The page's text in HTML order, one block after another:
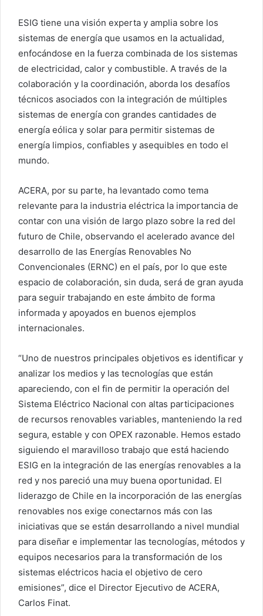
ESIG tiene una visión experta y amplia sobre los
sistemas de energía que usamos en la actualidad,
enfocándose en la fuerza combinada de los sistemas
de electricidad, calor y combustible. A través de la
colaboración y la coordinación, aborda los desafíos
técnicos asociados con la integración de múltiples
sistemas de energía con grandes cantidades de
energía eólica y solar para permitir sistemas de
energía limpios, confiables y asequibles en todo el
mundo.
ACERA, por su parte, ha levantado como tema
relevante para la industria eléctrica la importancia de
contar con una visión de largo plazo sobre la red del
futuro de Chile, observando el acelerado avance del
desarrollo de las Energías Renovables No
Convencionales (ERNC) en el país, por lo que este
espacio de colaboración, sin duda, será de gran ayuda
para seguir trabajando en este ámbito de forma
informada y apoyados en buenos ejemplos
internacionales.
“Uno de nuestros principales objetivos es identificar y
analizar los medios y las tecnologías que están
apareciendo, con el fin de permitir la operación del
Sistema Eléctrico Nacional con altas participaciones
de recursos renovables variables, manteniendo la red
segura, estable y con OPEX razonable. Hemos estado
siguiendo el maravilloso trabajo que está haciendo
ESIG en la integración de las energías renovables a la
red y nos pareció una muy buena oportunidad. El
liderazgo de Chile en la incorporación de las energías
renovables nos exige conectarnos más con las
iniciativas que se están desarrollando a nivel mundial
para diseñar e implementar las tecnologías, métodos y
equipos necesarios para la transformación de los
sistemas eléctricos hacia el objetivo de cero
emisiones”, dice el Director Ejecutivo de ACERA,
Carlos Finat.